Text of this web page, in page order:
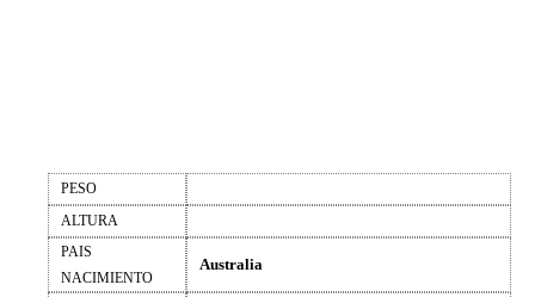
PESO
ALTURA
PAIS
NACIMIENTO
Australia